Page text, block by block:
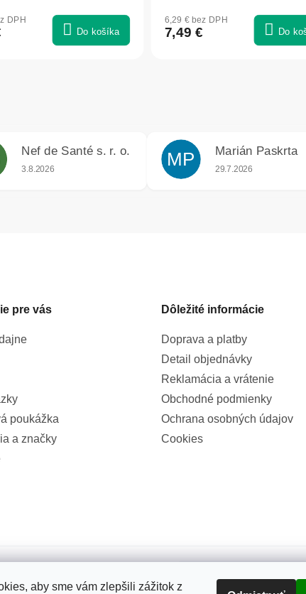
aby sme vám zlepšili zážitok z
DPH
Do košíka
6,29 € bez DPH
7,49 € Do
Nef de Santé s. r. o.
Hodnotenie obchodu je 5 z 5 hviezdičiek.
3.8.2026 MP Marián Paskrta
Hodnotenie obchodu
29.7.2026
pre vás
poukážka
a značky
Dôležité informácie
Doprava a platby
Detail objednávky
Reklamácia a vrátenie
Obchodné podmienky
Ochrana osobných údajov
Cookies
100%